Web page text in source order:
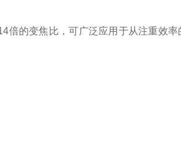
倍的变焦比，可广泛应用于从注重效